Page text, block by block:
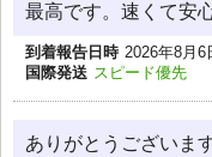
最高です。速くて安
到着報告日時 2026年8月6
国際発送 スピード優先
ありがとうございます